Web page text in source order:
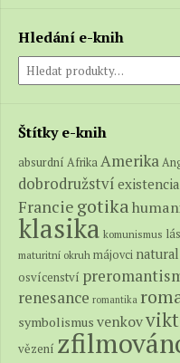
Hledání e-knih
Štítky e-knih
absurdní AfrikaAmerika
dobrodružství
Francie gotika
klasika komunismus
maturitní okruh májovci
osvícenství
renesance romantika
symbolismus venkov
vězení